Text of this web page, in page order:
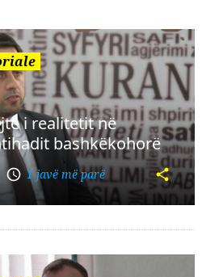
i realitetit në
bashkëkohorë
1 javë më parë